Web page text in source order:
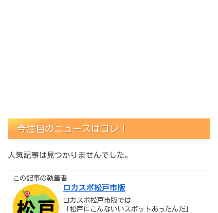
今注目のニュースはコレ！
人気記事は見つかりませんでした。
この記事の執筆者
ロカスポ松戸市版
ロカスポ松戸市版では
「松戸にこんないいスポットあったんだ」